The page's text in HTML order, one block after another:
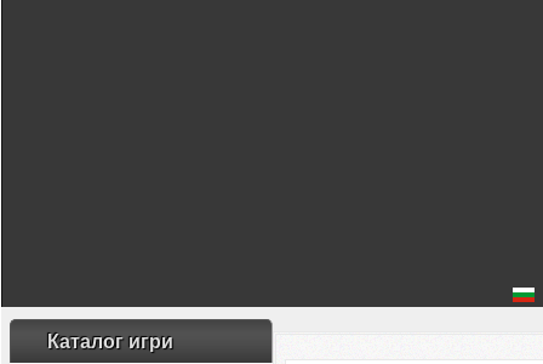
Каталог игри